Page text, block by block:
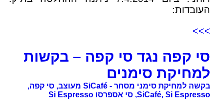
העובדות:
>>>
סי קפה נגד סי קפה – בקשות
למחיקת סימנים
בקשה למחיקת סימני מסחר - SiCafé מעוצב, סי קפה,
SiCafé, Si Espresso, סי אספרסו Si Espresso